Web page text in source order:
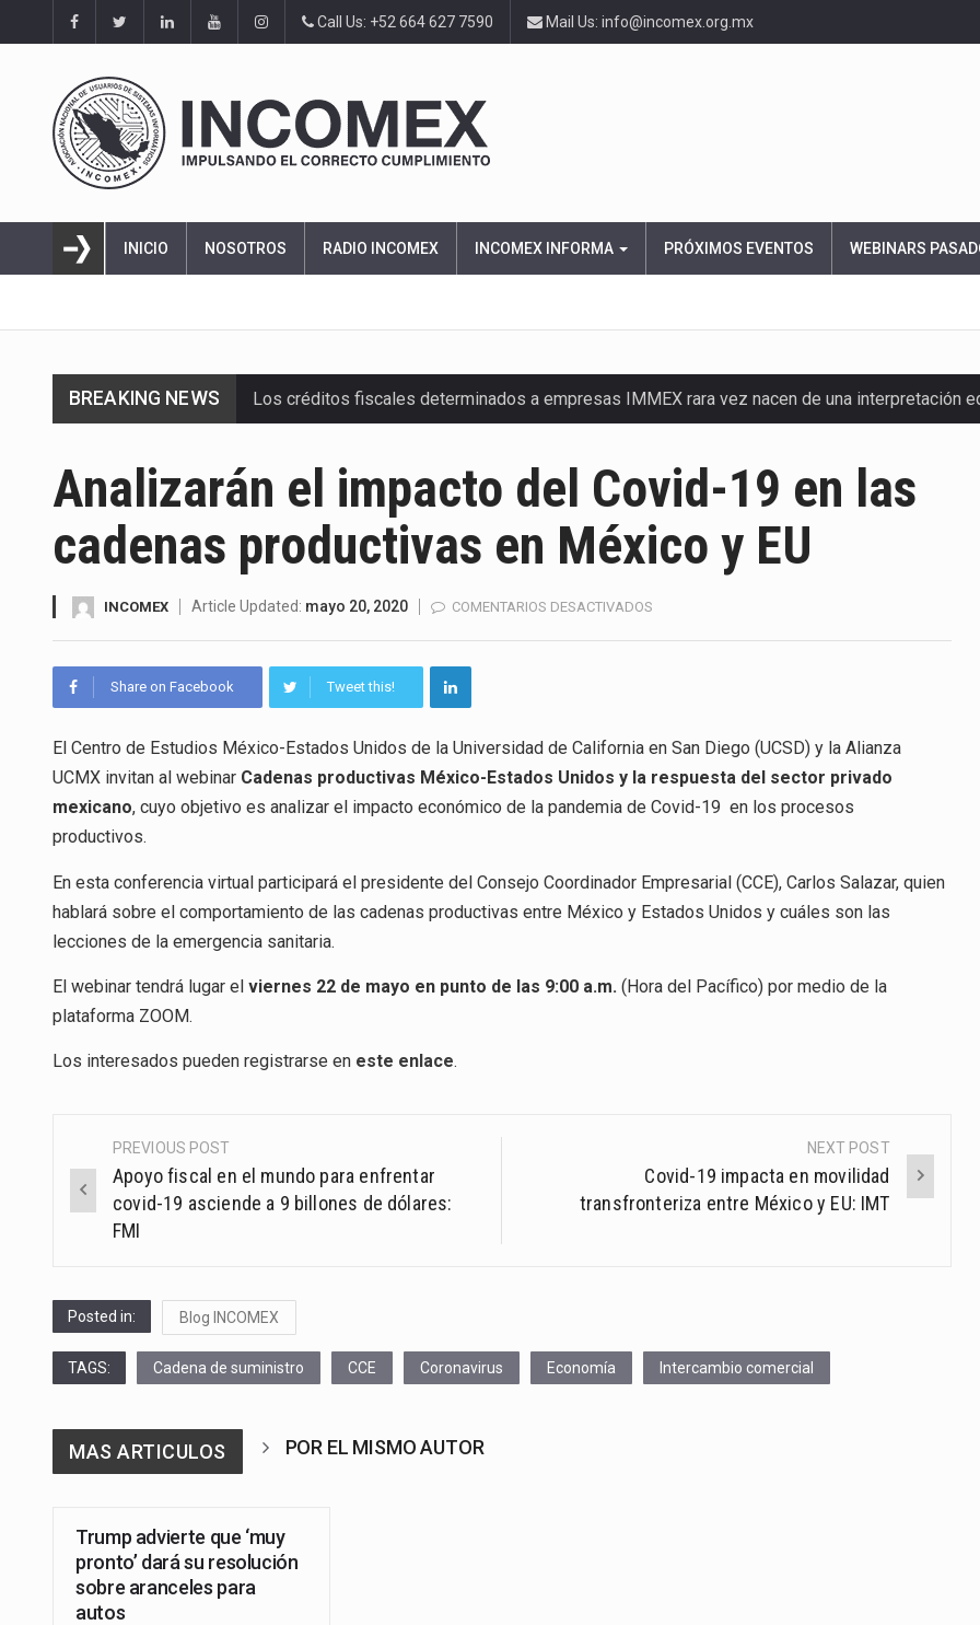
Call Us: +52 664 627 7590 Mail Us: info@incomex.org.mx
INICIO NOSOTROS RADIO INCOMEX INCOMEX INFORMA PRÓXIMOS EVENTOS WEBINARS
BREAKING NEWS Los créditos fiscales determinados a empresas IMMEX rara vez nacen de una interpretación
La inversión fija bruta en México registró un aumento de 1.1% interanual en mayo de…
El gobierno de Estados Unidos anunciará un arancel del 15 % sobre los productos fabricados…
El Departamento de Agricultura de Estados Unidos (USDA) suspendió el 5 de agosto de 2026…
La industria manufacturera de exportación afiliada a Index en Nuevo León ha alcanzado hasta
El superávit comercial de México con Estados Unidos alcanzó 102,581 millones de dólares
Analizarán el impacto del Covid-19 en las
cadenas productivas en México y EU
INCOMEX Article Updated: mayo 20, 2020 COMENTARIOS DESACTIVADOS
19
CADENAS
MÉXICO
Y
Share on Facebook Tweet this!
El Centro de Estudios México-Estados Unidos de la Universidad de California en San Diego (UCSD) y la Alianza
UCMX invitan al webinar Cadenas productivas México-Estados Unidos y la respuesta del sector privado
mexicano, cuyo objetivo es analizar el impacto económico de la pandemia de Covid-19 en los procesos
productivos.
En esta conferencia virtual participará el presidente del Consejo Coordinador Empresarial (CCE), Carlos Salazar, quien
hablará sobre el comportamiento de las cadenas productivas entre México y Estados Unidos y cuáles son las
lecciones de la emergencia sanitaria.
El webinar tendrá lugar el viernes 22 de mayo en punto de las 9:00 a.m. (Hora del Pacífico) por medio de la
plataforma ZOOM.
Los interesados pueden registrarse en este enlace.
Post
navigation
PREVIOUS POST
Apoyo fiscal en el mundo para enfrentar
covid-19 asciende a 9 billones de dólares:
FMI
NEXT POST
Covid-19 impacta en movilidad
transfronteriza entre México y EU: IMT
Posted in: Blog INCOMEX
TAGS: Cadena de suministro CCE Coronavirus Economía Intercambio comercial
MAS ARTICULOS POR EL MISMO AUTOR
Trump advierte que ‘muy
pronto’ dará su resolución
sobre aranceles para
autos